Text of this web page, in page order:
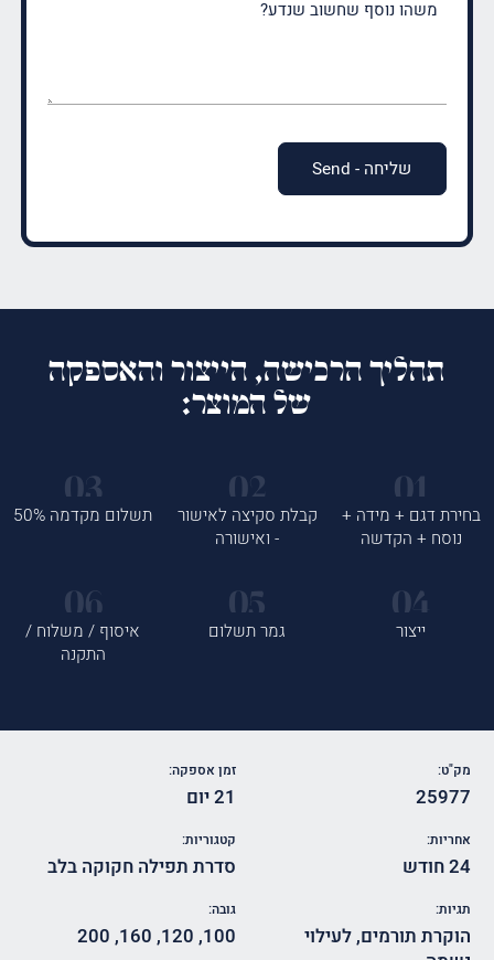
תהליך הרכישה, הייצור והאספקה
של המוצר:
בחירת דגם + מידה +
נוסח + הקדשה
קבלת סקיצה לאישור
- ואישורה
תשלום מקדמה 50%
ייצור גמר תשלום
איסוף / משלוח /
התקנה
מק"ט:
25977
זמן אספקה:
21 יום
אחריות:
24 חודש
קטגוריות:
סדרת תפילה חקוקה בלב
תגיות:
הוקרת תורמים, לעילוי
גובה:
100
,
120
,
160
,
200